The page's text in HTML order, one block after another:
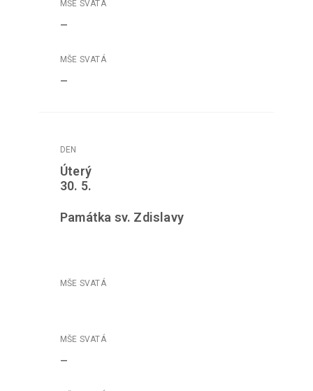
–
–
Úterý
30. 5.
Památka sv. Zdislavy
–